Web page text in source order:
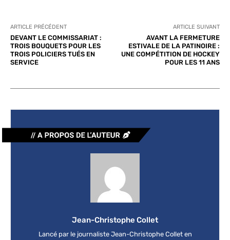
ARTICLE PRÉCÉDENT
DEVANT LE COMMISSARIAT :
TROIS BOUQUETS POUR LES
TROIS POLICIERS TUÉS EN
SERVICE
ARTICLE SUIVANT
AVANT LA FERMETURE
ESTIVALE DE LA PATINOIRE :
UNE COMPÉTITION DE HOCKEY
POUR LES 11 ANS
Jean-Christophe Collet
Lancé par le journaliste Jean-Christophe Collet en